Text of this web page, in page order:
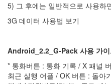
5) 그 후에는 일반적으로 사용하
3G 데이터 사용법 보기
Android_2.2_G-Pack 사용 가
* 통화버튼 : 통화 기록 / X 패널
최근 실행 어플 / OK 버튼 : 돌아
수
개
ADB
로